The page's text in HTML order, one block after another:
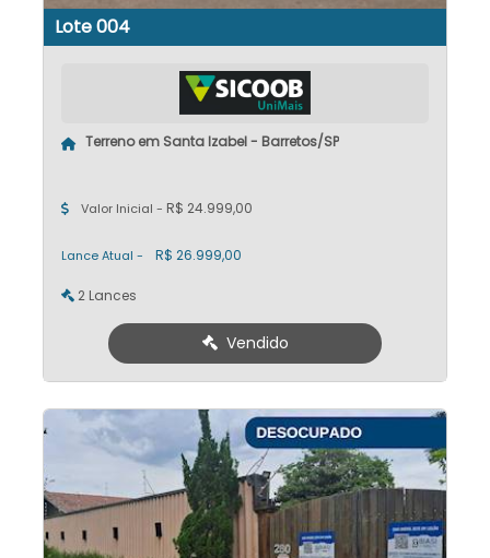
Lote 004
Terreno em Santa Izabel - Barretos/SP
Valor Inicial - R$ 24.999,00
Lance Atual - R$ 26.999,00
2 Lances
Vendido